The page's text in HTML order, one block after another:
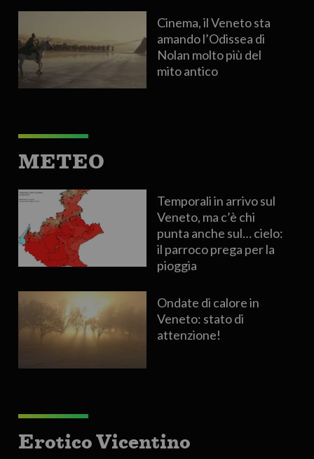
Cinema, il Veneto sta
amando l’Odissea di
Nolan molto più del
mito antico
METEO
Temporali in arrivo sul
Veneto, ma c’è chi
punta anche sul… cielo:
il parroco prega per la
pioggia
Ondate di calore in
Veneto: stato di
attenzione!
Erotico Vicentino